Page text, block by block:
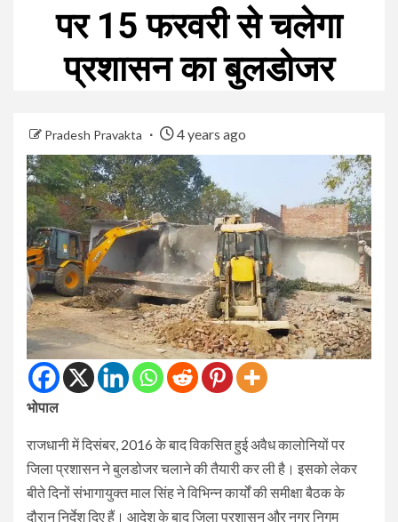
पर 15 फरवरी से चलेगा
प्रशासन का बुलडोजर
Pradesh Pravakta 4 years ago
भोपाल
राजधानी में दिसंबर, 2016 के बाद विकसित हुई अवैध कालोनियों पर
जिला प्रशासन ने बुलडोजर चलाने की तैयारी कर ली है। इसको लेकर
बीते दिनों संभागायुक्त माल सिंह ने विभिन्न कार्यों की समीक्षा बैठक के
दौरान निर्देश दिए हैं। आदेश के बाद जिला प्रशासन और नगर निगम